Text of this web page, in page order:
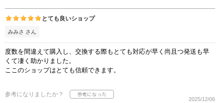
とても良いショップ
みみさ さん
度数を間違えて購入し、交換する際もとても対応が早く尚且つ発送も早
くて凄く助かりました。
ここのショップはとても信頼できます。
参考になりましたか？
2025/12/06